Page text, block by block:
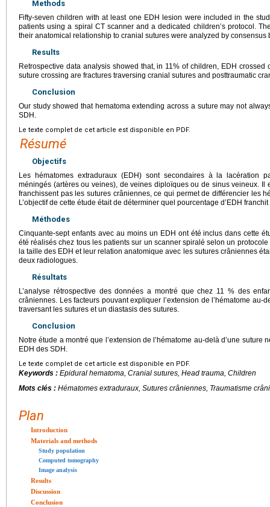
Methods
Fifty-seven children with at least one EDH lesion were included in the
patients using a spiral CT scanner and a dedicated childrenʼs protocol.
their anatomical relationship to cranial sutures were analyzed by consensus
Results
Retrospective data analysis showed that, in 11% of children, EDH crossed
suture crossing are fractures traversing cranial sutures and posttraumatic
Conclusion
Our study showed that hematoma extending across a suture may not
SDH.
Le texte complet de cet article est disponible en PDF.
Résumé
Objectifs
Les hématomes extraduraux (EDH) sont secondaires à la lacération
méningés (artères ou veines), de veines diploïques ou de sinus veineux. Il
franchissent pas les sutures crâniennes, ce qui permet de différencier les
L’objectif de cette étude était de déterminer quel pourcentage d’EDH
Méthodes
Cinquante-sept enfants avec au moins un EDH ont été inclus dans cette
été réalisés chez tous les patients sur un scanner spiralé selon un
la taille des EDH et leur relation anatomique avec les sutures crâniennes
deux radiologues.
Résultats
L’analyse rétrospective des données a montré que chez 11 % des
crâniennes. Les facteurs pouvant expliquer l’extension de l’hématome au-
traversant les sutures et un diastasis des sutures.
Conclusion
Notre étude a montré que l’extension de l’hématome au-delà d’une suture
EDH des SDH.
Le texte complet de cet article est disponible en PDF.
Keywords : Epidural hematoma, Cranial sutures, Head trauma, Children
Mots clés : Hématomes extraduraux, Sutures crâniennes, Traumatisme
Plan
Introduction
Materials and methods
Study population
Computed tomography
Image analysis
Results
Discussion
Conclusion